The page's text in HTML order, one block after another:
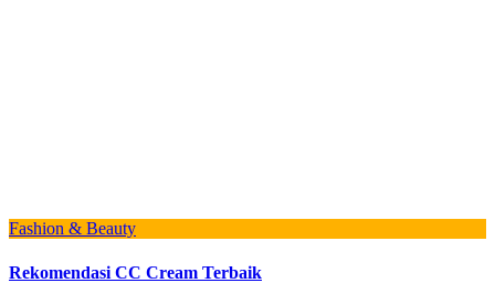
Fashion & Beauty
Rekomendasi CC Cream Terbaik